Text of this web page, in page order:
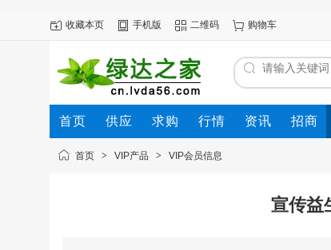
收藏本页 手机版 二维码 购物车
首页 供应 求购 行情 资讯 招商
首页 > VIP产品 > VIP会员信息
宣传益